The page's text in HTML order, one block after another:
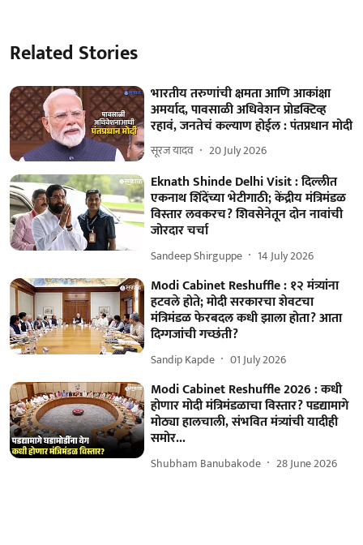
Related Stories
भारतीय तरुणांची क्षमता आणि आकांक्षा
अमर्याद, पावसाळी अधिवेशन प्रोडक्टिव्ह
रहावं, जनतेचं कल्याण होईल : पंतप्रधान मोदी
सूरज यादव 20 July 2026
Eknath Shinde Delhi Visit : दिल्लीत
एकनाथ शिंदेंच्या भेटीगाठी; केंद्रीय मंत्रिमंडळ
विस्तार लवकरच? शिवसेनेतून दोन नावांची
जोरदार चर्चा
Sandeep Shirguppe 14 July 2026
Modi Cabinet Reshuffle : १२ मंत्र्यांना
हटवले होते; मोदी सरकारचा शेवटचा
मंत्रिमंडळ फेरबदल कधी झाला होता? आता
दिग्गजांची गच्छंती?
Sandip Kapde 01 July 2026
Modi Cabinet Reshuffle 2026 : कधी
होणार मोदी मंत्रिमंडळाचा विस्तार? पडद्यामागे
मोठ्या हालचाली, संभवित मंत्र्यांची यादीही
समोर...
Shubham Banubakode 28 June 2026